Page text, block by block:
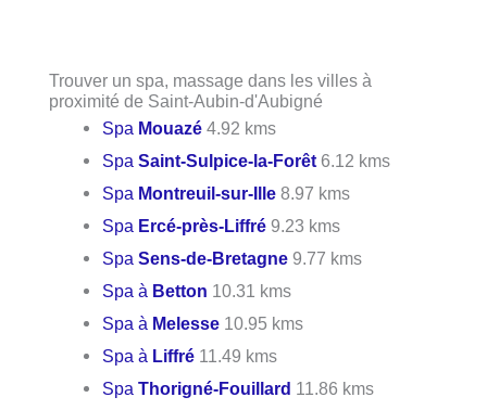
Trouver un spa, massage dans les villes à
proximité de Saint-Aubin-d'Aubigné
Spa Mouazé 4.92 kms
SpaSaint-Sulpice-la-Forêt 6.12 kms
Spa Montreuil-sur-Ille 8.97 kms
Spa Ercé-près-Liffré 9.23 kms
SpaSens-de-Bretagne 9.77 kms
Spa à Betton 10.31 kms
Spa à Melesse 10.95 kms
Spa à Liffré 11.49 kms
SpaThorigné-Fouillard 11.86 kms